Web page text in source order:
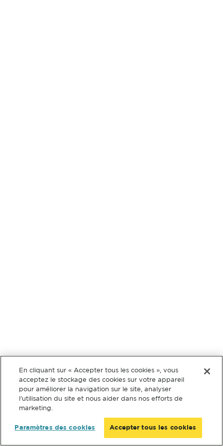
En cliquant sur « Accepter tous les cookies », vous
acceptez le stockage des cookies sur votre appareil
pour améliorer la navigation sur le site, analyser
l’utilisation du site et nous aider dans nos efforts de
marketing.
Paramètres des cookies Accepter tous les cookies